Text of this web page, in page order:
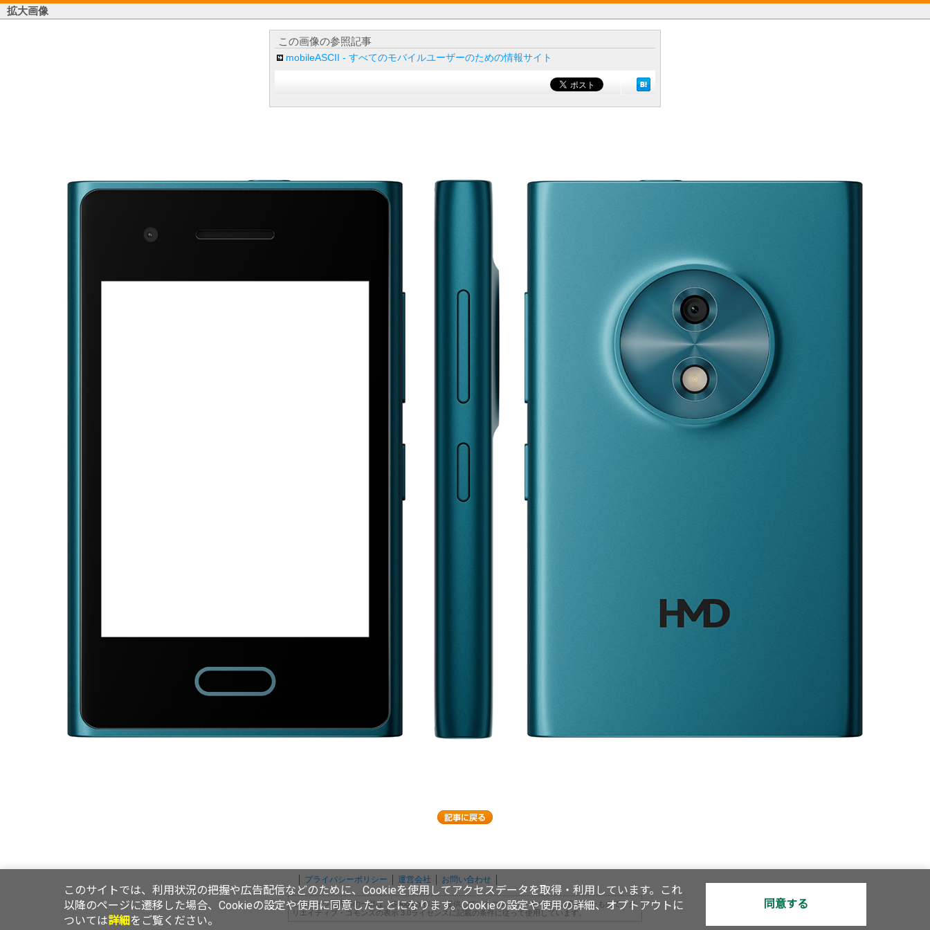
拡大画像
この画像の参照記事
mobileASCII - すべてのモバイルユーザーのための情報サイト
プライバシーポリシー 運営会社 お問い合わせ
このページの内容の一部は、Googleが作成、提供しているコンテンツをベースに変更したもので、ク
リエイティブ・コモンズの表示 3.0ライセンスに記載の条件に従って使用しています。
このサイトでは、利用状況の把握や広告配信などのために、Cookieを使用してアクセスデータを取得・利用しています。これ
以降のページに遷移した場合、Cookieの設定や使用に同意したことになります。Cookieの設定や使用の詳細、オプトアウトに
ついては詳細 をご覧ください。
同意する